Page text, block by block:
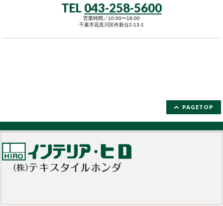
TEL 043-258-5600
営業時間／10:00〜18:00
千葉市花見川区作新台2-13-1
PAGETOP